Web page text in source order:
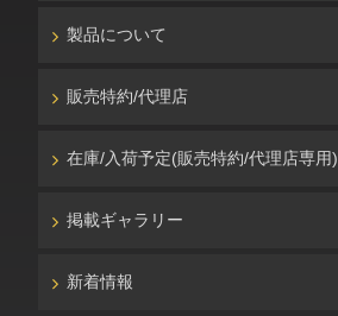
製品について
販売特約/代理店
在庫/入荷予定(販売特約/代理店専用)
掲載ギャラリー
新着情報